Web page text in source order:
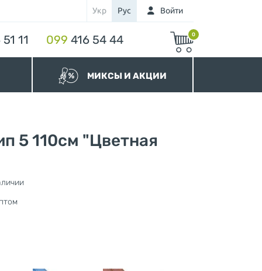
Рус
Укр Войти
11 099 416 54 44 0
МИКСЫ И АКЦИИ
5 110см "Цветная